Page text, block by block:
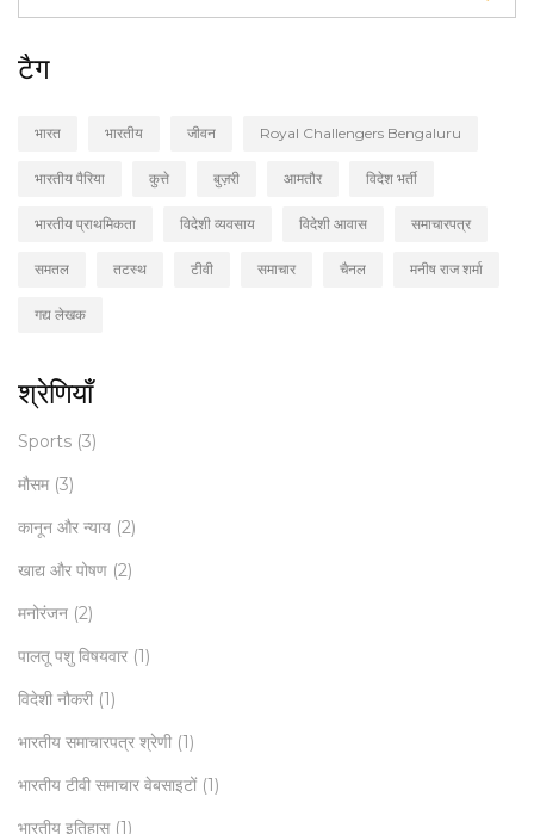
टैग
भारत भारतीय जीवन Royal Challengers Bengaluru
भारतीय पैरिया कुत्ते बुज़री आमतौर विदेश भर्ती
भारतीय प्राथमिकता विदेशी व्यवसाय विदेशी आवास समाचारपत्र
समतल तटस्थ टीवी समाचार चैनल मनीष राज शर्मा
गद्य लेखक
श्रेणियाँ
Sports (3)
मौसम (3)
कानून और न्याय (2)
खाद्य और पोषण (2)
मनोरंजन (2)
पालतू पशु विषयवार (1)
विदेशी नौकरी (1)
भारतीय समाचारपत्र श्रेणी (1)
भारतीय टीवी समाचार वेबसाइटों (1)
भारतीय इतिहास (1)